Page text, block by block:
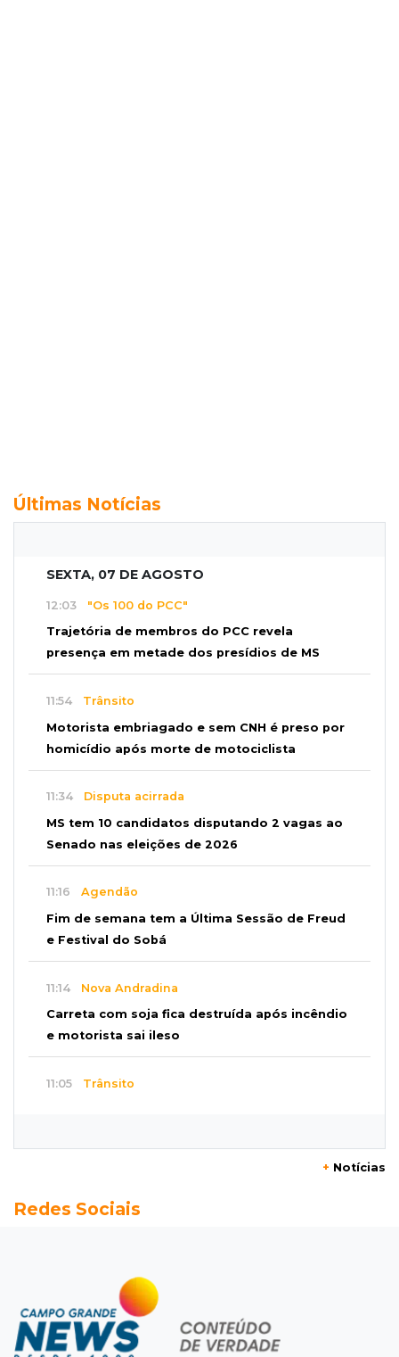
Últimas Notícias
SEXTA, 07 DE AGOSTO
12:03 "Os 100 do PCC"
Trajetória de membros do PCC revela
presença em metade dos presídios de MS
11:54 Trânsito
Motorista embriagado e sem CNH é preso por
homicídio após morte de motociclista
11:34 Disputa acirrada
MS tem 10 candidatos disputando 2 vagas ao
Senado nas eleições de 2026
11:16 Agendão
Fim de semana tem a Última Sessão de Freud
e Festival do Sobá
11:14 Nova Andradina
Carreta com soja fica destruída após incêndio
e motorista sai ileso
11:05 Trânsito
Bebê some após mãe adolescente ir à casa de
Eleições 2026
Federação oficializa Delcídio e disputa ao
governo de MS ganha 8º nome
+ Notícias
Redes Sociais